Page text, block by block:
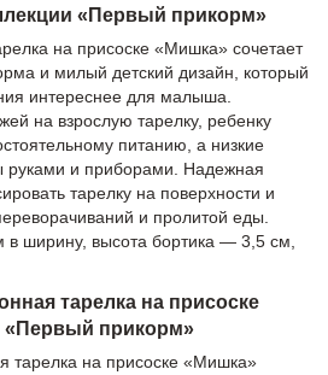
«Первый прикорм»
на присоске «Мишка» сочетает
и милый детский дизайн, который
интереснее для малыша.
на взрослую тарелку, ребенку
питанию, а низкие
руками и приборами. Надежная
тарелку на поверхности и
и пролитой еды.
ширину, высота бортика — 3,5 см,
тарелка на присоске
«Первый прикорм»
тарелка на присоске «Мишка»